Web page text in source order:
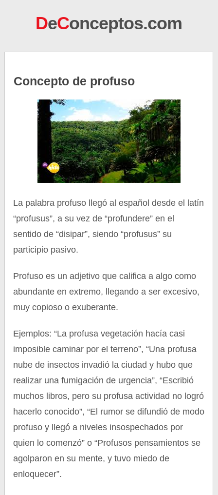
DeConceptos.com
Concepto de profuso
La palabra profuso llegó al español desde el latín
“profusus”, a su vez de “profundere” en el
sentido de “disipar”, siendo “profusus” su
participio pasivo.
Profuso es un adjetivo que califica a algo como
abundante en extremo, llegando a ser excesivo,
muy copioso o exuberante.
Ejemplos: “La profusa vegetación hacía casi
imposible caminar por el terreno”, “Una profusa
nube de insectos invadió la ciudad y hubo que
realizar una fumigación de urgencia”, “Escribió
muchos libros, pero su profusa actividad no logró
hacerlo conocido”, “El rumor se difundió de modo
profuso y llegó a niveles insospechados por
quien lo comenzó” o “Profusos pensamientos se
agolparon en su mente, y tuvo miedo de
enloquecer”.